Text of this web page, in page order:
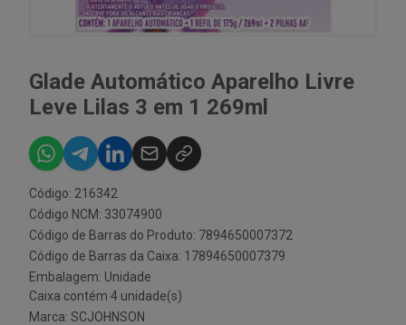
Glade Automático Aparelho Livre
Leve Lilas 3 em 1 269ml
Código: 216342
Código NCM: 33074900
Código de Barras do Produto: 7894650007372
Código de Barras da Caixa: 17894650007379
Embalagem: Unidade
Caixa contém 4 unidade(s)
Marca: SCJOHNSON